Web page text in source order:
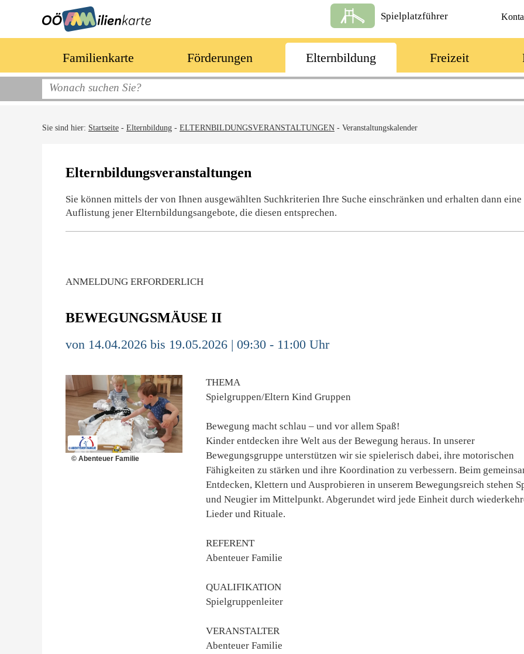
Spielplatzführer
Familienkarte Förderungen Elternbildung Freizeit
Sie sind hier: Startseite - Elternbildung - ELTERNBILDUNGSVERANSTALTUNGEN - Veranstaltungskalender
Elternbildungsveranstaltungen
Sie können mittels der von Ihnen ausgewählten Suchkriterien Ihre Suche einschränken und erhalten dann eine
Auflistung jener Elternbildungsangebote, die diesen entsprechen.
ANMELDUNG ERFORDERLICH
BEWEGUNGSMÄUSE II
von 14.04.2026 bis 19.05.2026 | 09:30 - 11:00 Uhr
© Abenteuer Familie
THEMA
Spielgruppen/Eltern Kind Gruppen
Bewegung macht schlau – und vor allem Spaß!
Kinder entdecken ihre Welt aus der Bewegung heraus. In unserer
Bewegungsgruppe unterstützen wir sie spielerisch dabei, ihre motorischen
Fähigkeiten zu stärken und ihre Koordination zu verbessern. Beim
Entdecken, Klettern und Ausprobieren in unserem Bewegungsreich stehen
und Neugier im Mittelpunkt. Abgerundet wird jede Einheit durch
Lieder und Rituale.
REFERENT
Abenteuer Familie
QUALIFIKATION
Spielgruppenleiter
VERANSTALTER
Abenteuer Familie